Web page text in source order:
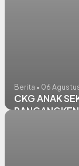
Berita • 06
CKG ANAK